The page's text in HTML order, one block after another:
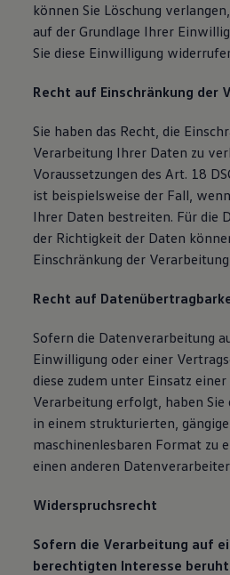
können Sie Löschung
auf der Grundlage Ihrer
Sie diese Einwilligung
Recht auf Einschränkung der
Sie haben das Recht, die
Verarbeitung Ihrer Daten zu
Voraussetzungen des Art. 18
ist beispielsweise der Fall,
Ihrer Daten bestreiten. Für die
der Richtigkeit der Daten
Einschränkung der
Recht auf
Sofern die Datenverarbeitung
Einwilligung oder einer
diese zudem unter Einsatz
Verarbeitung erfolgt, haben Sie
in einem strukturierten,
maschinenlesbaren Format zu
einen anderen
Widerspruchsrecht
Sofern die Verarbeitung auf
berechtigten Interesse